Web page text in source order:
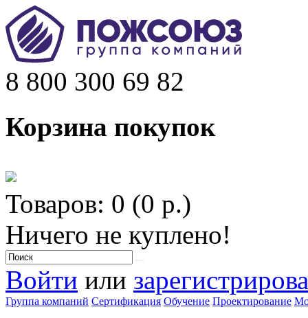
8 800 300 69 82
Корзина покупок
Товаров: 0 (0 р.)
Ничего не куплено!
Войти или
Группа компаний Сертификация Обучение Проектирование